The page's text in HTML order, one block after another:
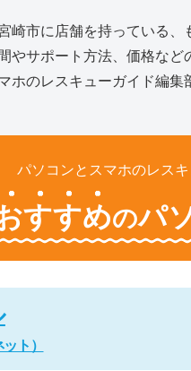
崎市に店舗を持っている
やサポート方法、価格など
ホのレスキューガイド編集
パソコンとスマホのレス
すすめのパ
ト）